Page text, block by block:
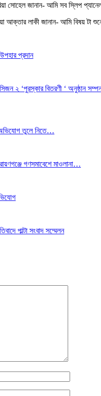
সোহেল জানান- আমি সব স্লিপ
আক্তার লাকী জানান- আমি বিষয় টা
প্রদান
২ ‘পুরস্কার বিতরণী ‘ অনুষ্ঠান
অভিযোগ তুলে নিতে…
গণসমাবেশে মাওলানা…
পাল্টা সংবাদ সম্মেলন